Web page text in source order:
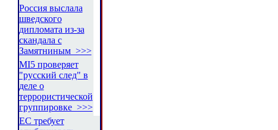
Россия выслала
шведского
дипломата из-за
скандала с
Замятниным >>>
MI5 проверяет
"русский след" в
деле о
террористической
группировке >>>
ЕС требует